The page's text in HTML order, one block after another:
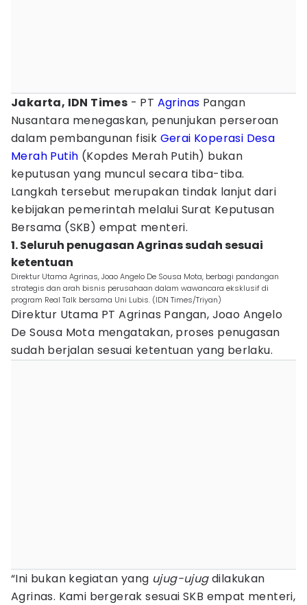
Jakarta, IDN Times - PT Agrinas Pangan
Nusantara menegaskan, penunjukan perseroan
dalam pembangunan fisik Gerai Koperasi Desa
Merah Putih (Kopdes Merah Putih) bukan
keputusan yang muncul secara tiba-tiba.
Langkah tersebut merupakan tindak lanjut dari
kebijakan pemerintah melalui Surat Keputusan
Bersama (SKB) empat menteri.
1. Seluruh penugasan Agrinas sudah sesuai
ketentuan
Direktur Utama Agrinas, Joao Angelo De Sousa Mota, berbagi pandangan
strategis dan arah bisnis perusahaan dalam wawancara eksklusif di
program Real Talk bersama Uni Lubis. (IDN Times/Triyan)
Direktur Utama PT Agrinas Pangan, Joao Angelo
De Sousa Mota mengatakan, proses penugasan
sudah berjalan sesuai ketentuan yang berlaku.
“Ini bukan kegiatan yang ujug-ujugdilakukan
Agrinas. Kami bergerak sesuai SKB empat menteri,